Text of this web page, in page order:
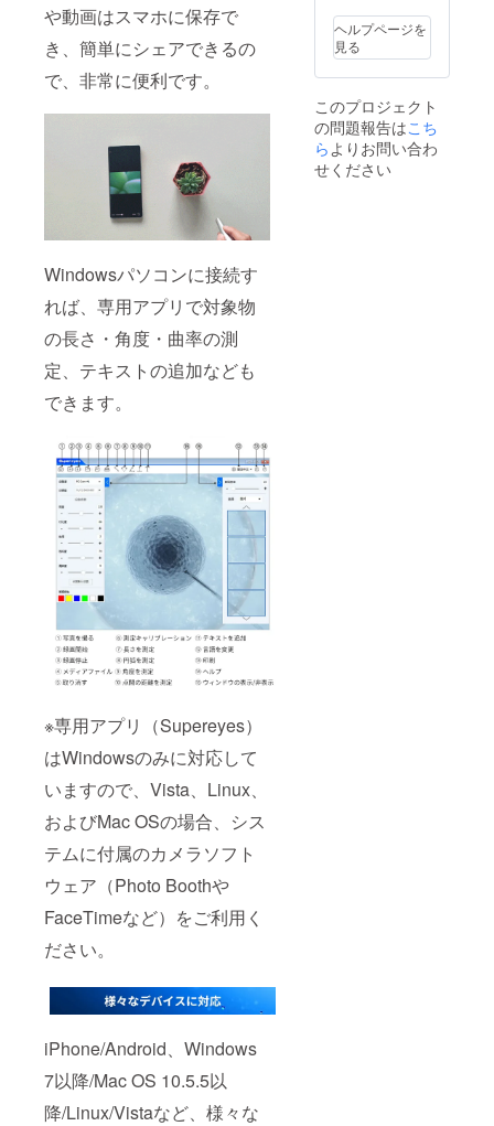
や動画はスマホに保存で
き、簡単にシェアできるの
で、非常に便利です。
Windowsパソコンに接続す
れば、専用アプリで対象物
の長さ・角度・曲率の測
定、テキストの追加なども
できます。
※専用アプリ（Supereyes）
はWindowsのみに対応して
いますので、Vista、Linux、
およびMac OSの場合、シス
テムに付属のカメラソフト
ウェア（Photo Boothや
FaceTimeなど）をご利用く
ださい。
iPhone/Android、Windows
7以降/Mac OS 10.5.5以
降/Linux/Vistaなど、様々な
ヘルプページを
見る
このプロジェクト
の問題報告はこち
らよりお問い合わ
せください